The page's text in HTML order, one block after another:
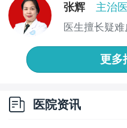
二，皮肤上的白斑是
斑后，患者需要尽快的采
癜风的可能也比较高。白
生在各个年龄段中，并且
也是比较小的，不过会随
张辉 主治
医生擅长疑
更多
医院资讯